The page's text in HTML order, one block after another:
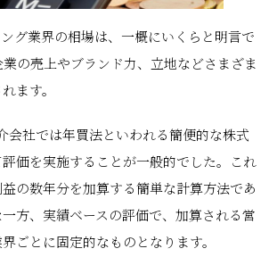
グ業界の相場は、一概にいくらと明言で
の売上やブランド力、立地などさまざま
ます。
会社では年買法といわれる簡便的な株式
価を実施することが一般的でした。これ
の数年分を加算する簡単な計算方法であ
方、実績ベースの評価で、加算される営
ごとに固定的なものとなります。